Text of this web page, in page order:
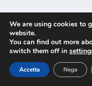
LASCIA UN
We are using cookies to
website.
You can find out more
switch them off in
Accetta Nega